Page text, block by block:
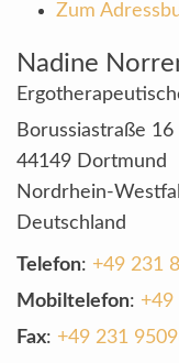
Zum
Nadine
Borussiastraße 16
44149 Dortmund
Nordrhein-
Deutschland
Telefon: +49 231
Mobiltelefon: +49
Fax: +49 231